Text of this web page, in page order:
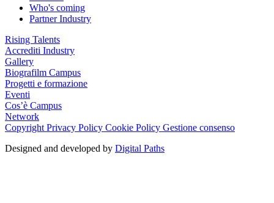
Who's coming
Partner Industry
Rising Talents
Accrediti Industry
Gallery
Biografilm Campus
Progetti e formazione
Eventi
Cos’è Campus
Network
Copyright Privacy Policy Cookie Policy Gestione consenso
Designed and developed by Digital Paths